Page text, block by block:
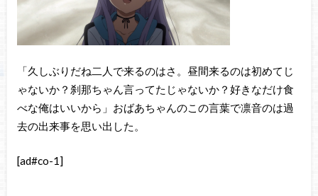
「久しぶりだね二人で来るのはさ。昼間来るのは初めてじ
ゃないか？刹那ちゃん言ってたじゃないか？好きなだけ食
べな俺はいいから」おばあちゃんのこの言葉で凛音のは過
去の出来事を思い出した。
[ad#co-1]